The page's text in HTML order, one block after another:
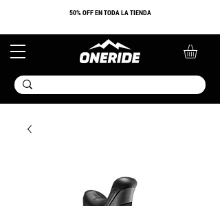
​50% OFF EN TODA LA TIENDA